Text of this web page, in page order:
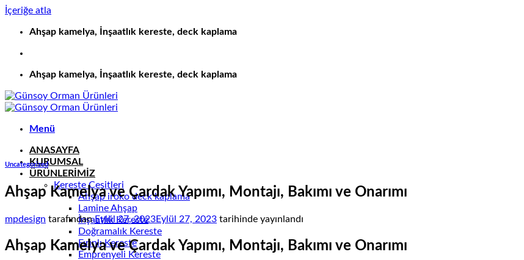
İçeriğe atla
Ahşap kamelya, İnşaatlık kereste, deck kaplama
Ahşap kamelya, İnşaatlık kereste, deck kaplama
Menü
ANASAYFA
KURUMSAL
ÜRÜNLERİMİZ
Kereste Çeşitleri
Ahşap iroko deck kaplama
Lamine Ahşap
İnşaatlık Kereste
Doğramalık Kereste
Fırınlı Kereste
Emprenyeli Kereste
Uncategorized
Ahşap Kamelya ve Çardak Yapımı, Montajı, Bakımı ve Onarımı
mpdesign tarafından Eylül 27, 2023Eylül 27, 2023 tarihinde yayınlandı
Ahşap Kamelya ve Çardak Yapımı, Montajı, Bakımı ve Onarımı